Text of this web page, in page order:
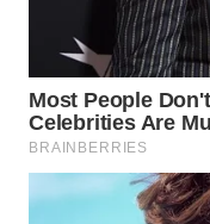
SPORT
WAHANA
UMKM